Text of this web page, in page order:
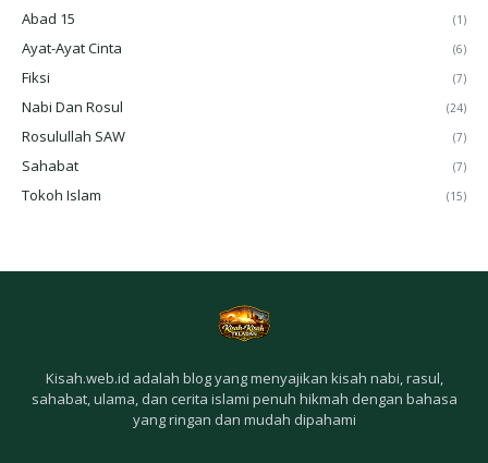
Abad 15 (1)
Ayat-Ayat Cinta (6)
Fiksi (7)
Nabi Dan Rosul (24)
Rosulullah SAW (7)
Sahabat (7)
Tokoh Islam (15)
Kisah.web.id adalah blog yang menyajikan kisah nabi, rasul,
sahabat, ulama, dan cerita islami penuh hikmah dengan bahasa
yang ringan dan mudah dipahami